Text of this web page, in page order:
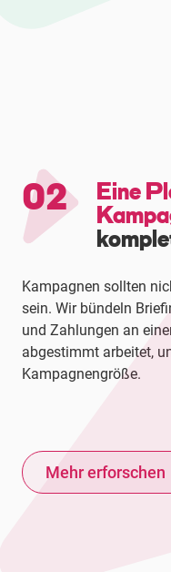
02
Eine
Kampagnen sollten
sein. Wir bündeln
und Zahlungen an
abgestimmt arbeitet,
Kampagnengröße.
Mehr erforschen